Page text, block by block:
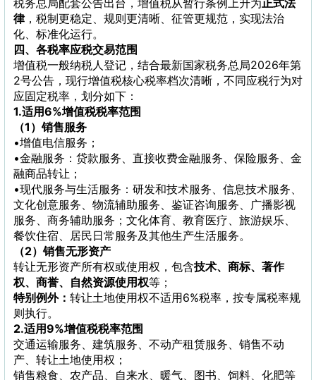
税务总局配套公告出台，增值税从暂行条例上升为正式法
律，税制更稳定、规则更清晰、征管更规范，实现法治
化、标准化运行。
四、各税率应税交易范围
增值税一般纳税人登记，结合最新国家税务总局2026年第
2号公告，现行增值税核心税率档次清晰，不同应税行为对
应固定税率，划分如下：
1.适用6%增值税税率范围
（1）销售服务
•增值电信服务；
•金融服务：贷款服务、直接收费金融服务、保险服务、金
融商品转让；
•现代服务与生活服务：研发和技术服务、信息技术服务、
文化创意服务、物流辅助服务、鉴证咨询服务、广播影视
服务、商务辅助服务；文化体育、教育医疗、旅游娱乐、
餐饮住宿、居民日常服务及其他生产生活服务。
（2）销售无形资产
转让无形资产所有权或使用权，包含技术、商标、著作
权、商誉、自然资源使用权等；
特别例外： 转让土地使用权不适用6%税率，按专属税率规
则执行。
2.适用9%增值税税率范围
交通运输服务、建筑服务、不动产租赁服务、销售不动
产、转让土地使用权；
销售粮食、农产品、自来水、暖气、图书、饲料、化肥等